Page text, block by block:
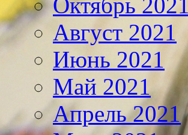
Октябрь 2021
Август 2021
Июнь 2021
Май 2021
Апрель 2021